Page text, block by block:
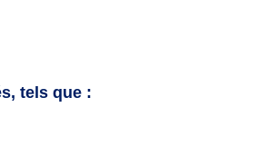
tels que :